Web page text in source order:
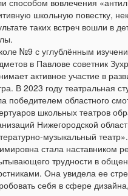
школьную повестку,
таких встреч вошли в
№9 с углублённым
в Павлове советник
активное участие в
В 2023 году театральная
победителем областного
школьных театров
Нижегородской
музыкальный
стала наставником
трудности в
Она увидела ее
себя в сфере